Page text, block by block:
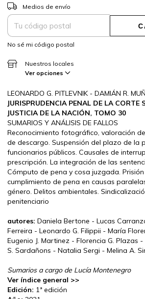
Entregas para el CP:
Medios de envío
No sé mi código postal
Nuestros locales
Ver opciones
LEONARDO G. PITLEVNIK - DAMIÁN R.
JURISPRUDENCIA PENAL DE LA CORTE
JUSTICIA DE LA NACIÓN, TOMO 30
SUMARIOS Y ANÁLISIS DE FALLOS
Reconocimiento fotográfico, valoración
de descargo. Suspensión del plazo de la
funcionarios públicos. Causales de
prescripción. La integración de las
Cómputo de pena y cosa juzgada.
cumplimiento de pena en causas
género. Delitos ambientales.
penitenciario
autores: Daniela Bertone - Lucas
Ferreira - Leonardo G. Filippii - María
Eugenio J. Martinez - Florencia G. Plazas
S. Sardañons - Natalia Sergi - Melina A.
Sumarios a cargo de Lucía Montenegro
Ver índice general >>
Edición: 1ª edición